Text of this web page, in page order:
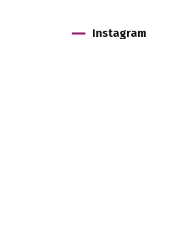
Instagram